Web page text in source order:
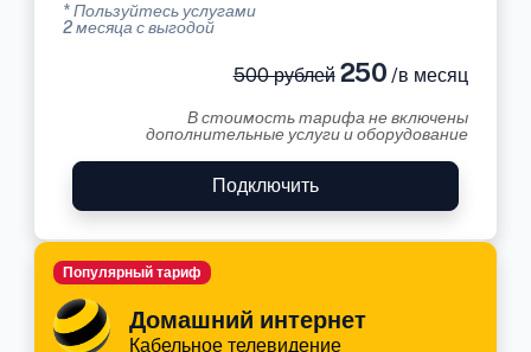
* Пользуйтесь услугами
2 месяца с выгодой
500 рублей250 /в месяц
В стоимость тарифа не включены
дополнительные услуги и оборудование
Подключить
Домашний интернет
Кабельное телевидение
Популярный тариф